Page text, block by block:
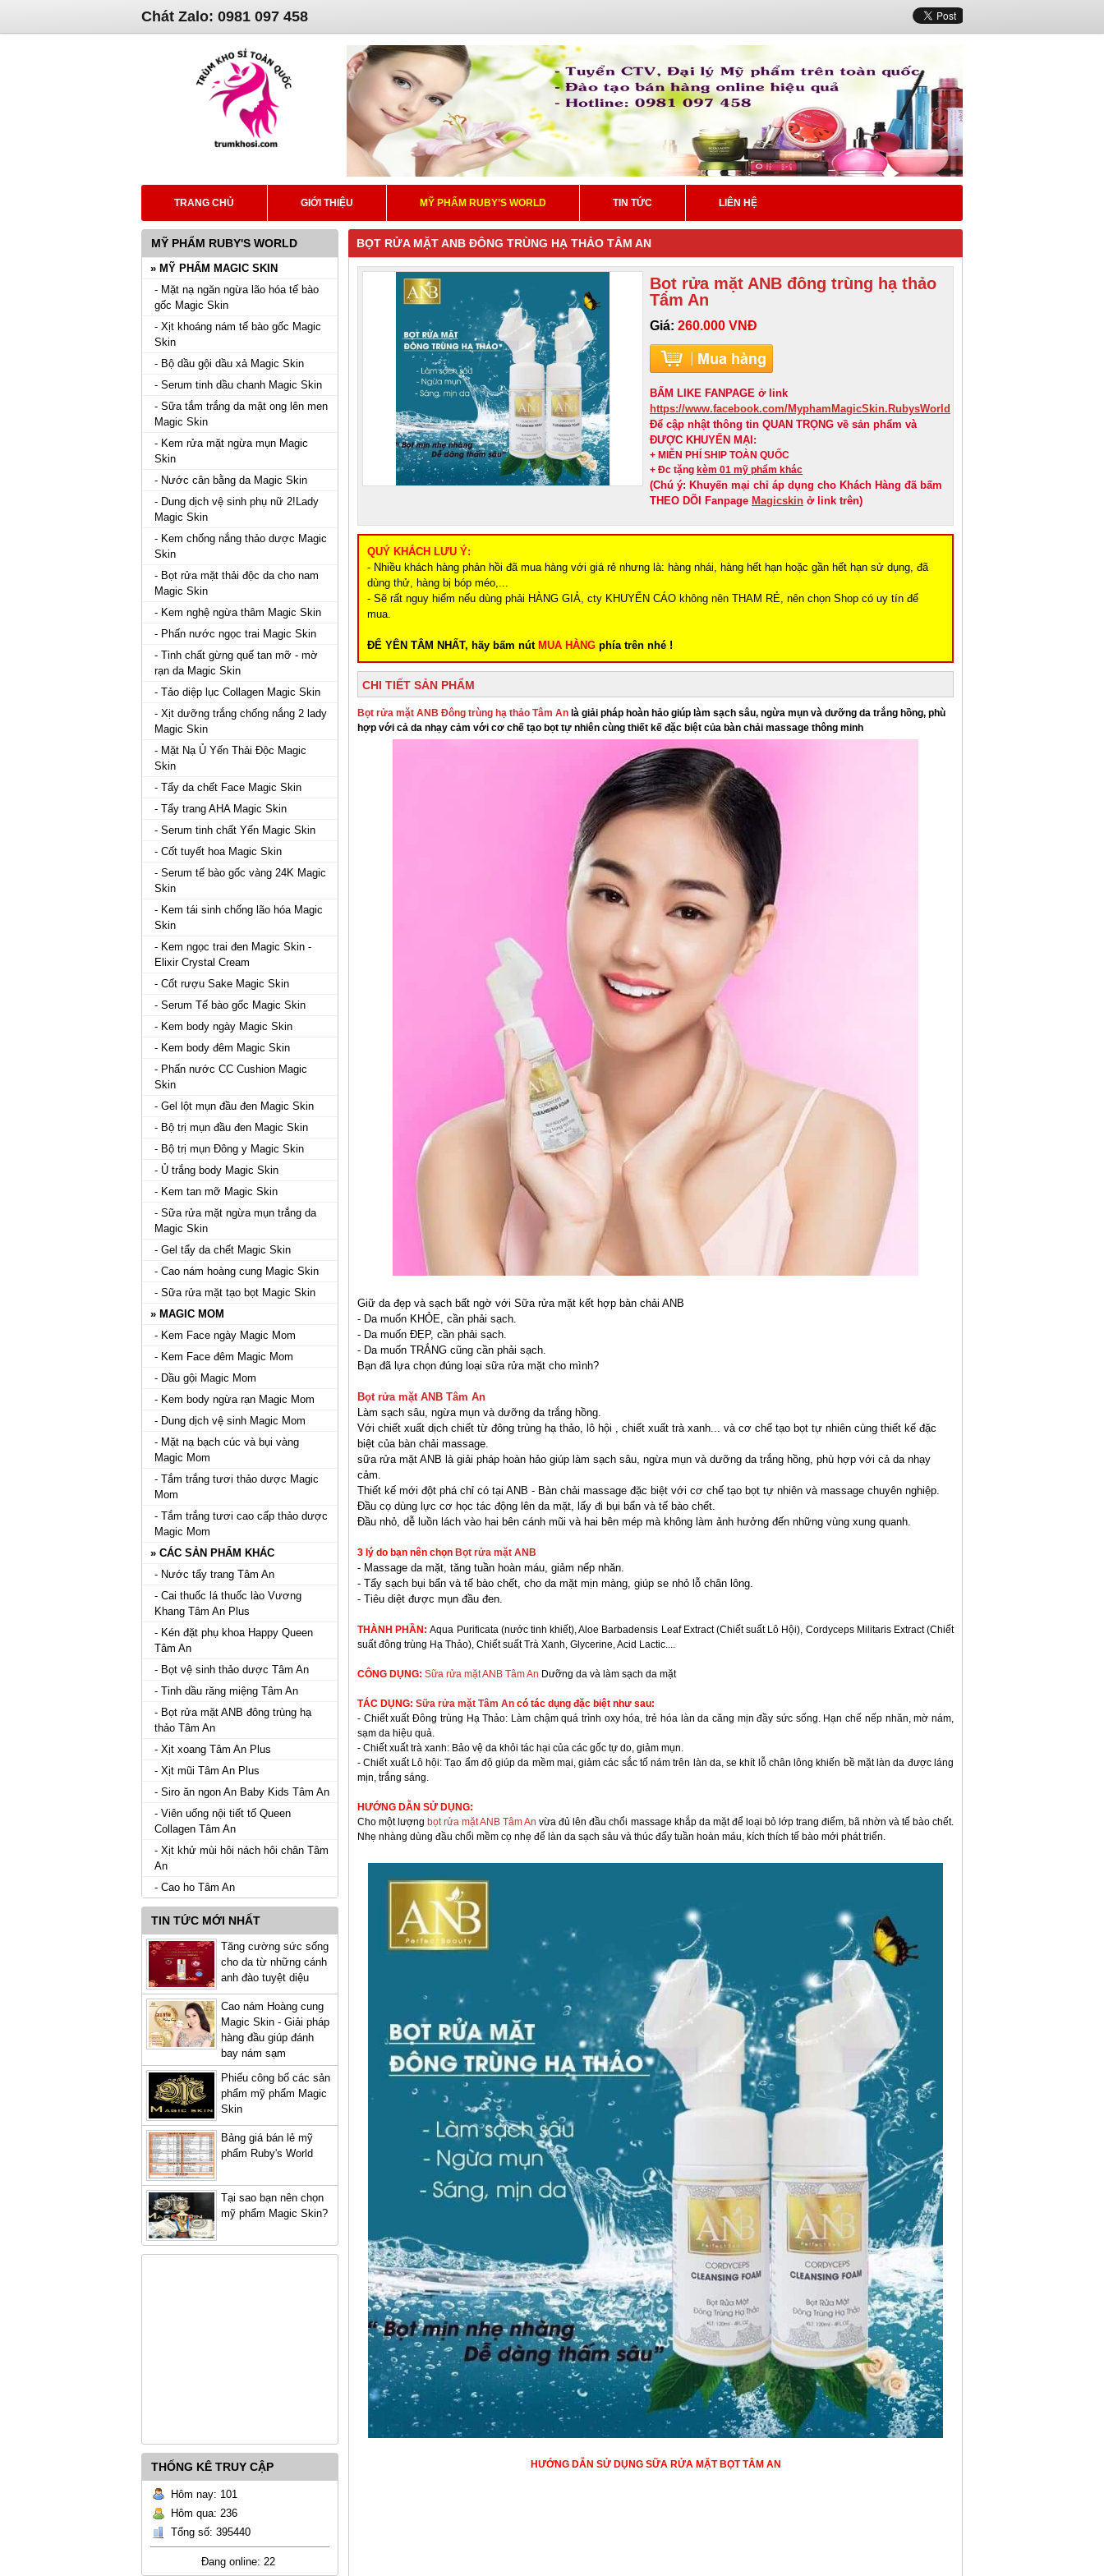
Chát Zalo: 0981 097 458
TRANG CHỦ GIỚI THIỆU MỸ PHẨM RUBY’S WORLD TIN TỨC LIÊN HỆ
MỸ PHẨM RUBY'S WORLD
» MỸ PHẨM MAGIC SKIN
- Mặt nạ ngăn ngừa lão hóa tế bào
gốc Magic Skin
- Xịt khoáng nám tế bào gốc Magic
Skin
- Bộ dầu gội dầu xả Magic Skin
- Serum tinh dầu chanh Magic Skin
- Sữa tắm trắng da mật ong lên men
Magic Skin
- Kem rửa mặt ngừa mụn Magic
Skin
- Nước cân bằng da Magic Skin
- Dung dịch vệ sinh phụ nữ 2!Lady
Magic Skin
- Kem chống nắng thảo dược Magic
Skin
- Bọt rửa mặt thải độc da cho nam
Magic Skin
- Kem nghệ ngừa thâm Magic Skin
- Phấn nước ngọc trai Magic Skin
- Tinh chất gừng quế tan mỡ - mờ
rạn da Magic Skin
- Tảo diệp lục Collagen Magic Skin
- Xịt dưỡng trắng chống nắng 2 lady
Magic Skin
- Mặt Nạ Ủ Yến Thải Độc Magic
Skin
- Tẩy da chết Face Magic Skin
- Tẩy trang AHA Magic Skin
- Serum tinh chất Yến Magic Skin
- Cốt tuyết hoa Magic Skin
- Serum tế bào gốc vàng 24K Magic
Skin
- Kem tái sinh chống lão hóa Magic
Skin
- Kem ngọc trai đen Magic Skin -
Elixir Crystal Cream
- Cốt rượu Sake Magic Skin
- Serum Tế bào gốc Magic Skin
- Kem body ngày Magic Skin
- Kem body đêm Magic Skin
- Phấn nước CC Cushion Magic
Skin
- Gel lột mụn đầu đen Magic Skin
- Bộ trị mụn đầu đen Magic Skin
- Bộ trị mụn Đông y Magic Skin
- Ủ trắng body Magic Skin
- Kem tan mỡ Magic Skin
- Sữa rửa mặt ngừa mụn trắng da
Magic Skin
- Gel tẩy da chết Magic Skin
- Cao nám hoàng cung Magic Skin
- Sữa rửa mặt tạo bọt Magic Skin
» MAGIC MOM
- Kem Face ngày Magic Mom
- Kem Face đêm Magic Mom
- Dầu gội Magic Mom
- Kem body ngừa rạn Magic Mom
- Dung dịch vệ sinh Magic Mom
- Mặt nạ bạch cúc và bụi vàng
Magic Mom
- Tắm trắng tươi thảo dược Magic
Mom
- Tắm trắng tươi cao cấp thảo dược
Magic Mom
» CÁC SẢN PHẨM KHÁC
- Nước tẩy trang Tâm An
- Cai thuốc lá thuốc lào Vương
Khang Tâm An Plus
- Kén đặt phụ khoa Happy Queen
Tâm An
- Bọt vệ sinh thảo dược Tâm An
- Tinh dầu răng miệng Tâm An
- Bọt rửa mặt ANB đông trùng hạ
thảo Tâm An
- Xịt xoang Tâm An Plus
- Xịt mũi Tâm An Plus
- Siro ăn ngon An Baby Kids Tâm An
- Viên uống nội tiết tố Queen
Collagen Tâm An
- Xịt khử mùi hôi nách hôi chân Tâm
An
- Cao ho Tâm An
TIN TỨC MỚI NHẤT
Tăng cường sức sống
cho da từ những cánh
anh đào tuyệt diệu
Cao nám Hoàng cung
Magic Skin - Giải pháp
hàng đầu giúp đánh
bay nám sạm
Phiếu công bố các sản
phẩm mỹ phẩm Magic
Skin
Bảng giá bán lẻ mỹ
phẩm Ruby's World
Tại sao bạn nên chọn
mỹ phẩm Magic Skin?
THỐNG KÊ TRUY CẬP
Hôm nay: 101
Hôm qua: 236
Tổng số: 395440
Đang online: 22
BỌT RỬA MẶT ANB ĐÔNG TRÙNG HẠ THẢO TÂM AN
Bọt rửa mặt ANB đông trùng hạ thảo
Tâm An
Giá: 260.000 VNĐ
BẤM LIKE FANPAGE ở link
https://www.facebook.com/MyphamMagicSkin.RubysWorld
Để cập nhật thông tin QUAN TRỌNG về sản phẩm và
ĐƯỢC KHUYẾN MẠI:
+ MIỄN PHÍ SHIP TOÀN QUỐC
+ Đc tặng kèm 01 mỹ phẩm khác
(Chú ý: Khuyến mại chỉ áp dụng cho Khách Hàng đã bấm
THEO DÕI Fanpage Magicskin ở link trên)
QUÝ KHÁCH LƯU Ý:
- Nhiều khách hàng phản hồi đã mua hàng với giá rẻ nhưng là: hàng nhái, hàng hết hạn hoặc gần hết hạn sử dụng, đã
dùng thử, hàng bị bóp méo,...
- Sẽ rất nguy hiểm nếu dùng phải HÀNG GIẢ, cty KHUYẾN CÁO không nên THAM RẺ, nên chọn Shop có uy tín để
mua.
ĐỂ YÊN TÂM NHẤT, hãy bấm nút MUA HÀNG phía trên nhé !
CHI TIẾT SẢN PHẨM
Bọt rửa mặt ANB Đông trùng hạ thảo Tâm An là giải pháp hoàn hảo giúp làm sạch sâu, ngừa mụn và dưỡng da trắng hồng, phù
hợp với cả da nhạy cảm với cơ chế tạo bọt tự nhiên cùng thiết kế đặc biệt của bàn chải massage thông minh
Giữ da đẹp và sạch bất ngờ với Sữa rửa mặt kết hợp bàn chải ANB
- Da muốn KHỎE, cần phải sạch.
- Da muốn ĐẸP, cần phải sạch.
- Da muốn TRẮNG cũng cần phải sạch.
Bạn đã lựa chọn đúng loại sữa rửa mặt cho mình?
Bọt rửa mặt ANB Tâm An
Làm sạch sâu, ngừa mụn và dưỡng da trắng hồng.
Với chiết xuất dịch chiết từ đông trùng hạ thảo, lô hội , chiết xuất trà xanh... và cơ chế tạo bọt tự nhiên cùng thiết kế đặc
biệt của bàn chải massage.
sữa rửa mặt ANB là giải pháp hoàn hảo giúp làm sạch sâu, ngừa mụn và dưỡng da trắng hồng, phù hợp với cả da nhạy
cảm.
Thiết kế mới đột phá chỉ có tại ANB - Bàn chải massage đặc biệt với cơ chế tạo bọt tự nhiên và massage chuyên nghiệp.
Đầu cọ dùng lực cơ học tác động lên da mặt, lấy đi bụi bẩn và tế bào chết.
Đầu nhỏ, dễ luồn lách vào hai bên cánh mũi và hai bên mép mà không làm ảnh hưởng đến những vùng xung quanh.
3 lý do bạn nên chọn Bọt rửa mặt ANB
- Massage da mặt, tăng tuần hoàn máu, giảm nếp nhăn.
- Tẩy sạch bụi bẩn và tế bào chết, cho da mặt mịn màng, giúp se nhỏ lỗ chân lông.
- Tiêu diệt được mụn đầu đen.
THÀNH PHẦN: Aqua Purificata (nước tinh khiết), Aloe Barbadensis Leaf Extract (Chiết suất Lô Hội), Cordyceps Militaris Extract (Chiết
suất đông trùng Hạ Thảo), Chiết suất Trà Xanh, Glycerine, Acid Lactic....
CÔNG DỤNG: Sữa rửa mặt ANB Tâm An Dưỡng da và làm sạch da mặt
TÁC DỤNG: Sữa rửa mặt Tâm An có tác dụng đặc biệt như sau:
- Chiết xuất Đông trùng Hạ Thảo: Làm chậm quá trình oxy hóa, trẻ hóa làn da căng mịn đầy sức sống. Hạn chế nếp nhăn, mờ nám,
sạm da hiệu quả.
- Chiết xuất trà xanh: Bảo vệ da khỏi tác hại của các gốc tự do, giảm mụn.
- Chiết xuất Lô hội: Tạo ẩm độ giúp da mềm mại, giảm các sắc tố nám trên làn da, se khít lỗ chân lông khiến bề mặt làn da được láng
mịn, trắng sáng.
HƯỚNG DẪN SỬ DỤNG:
Cho một lượng bọt rửa mặt ANB Tâm An vừa đủ lên đầu chổi massage khắp da mặt để loại bỏ lớp trang điểm, bã nhờn và tế bào chết.
Nhẹ nhàng dùng đầu chổi mềm cọ nhẹ để làn da sạch sâu và thúc đẩy tuần hoàn máu, kích thích tế bào mới phát triển.
HƯỚNG DẪN SỬ DỤNG SỮA RỬA MẶT BỌT TÂM AN